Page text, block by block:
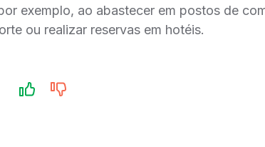
exemplo, ao abastecer em postos de
ou realizar reservas em hotéis.